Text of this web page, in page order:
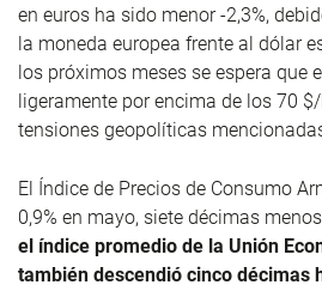
en euros ha sido menor -2,3%,
la moneda europea frente al dólar
los próximos meses se espera que
ligeramente por encima de los 70
tensiones geopolíticas
El Índice de Precios de Consumo
0,9% en mayo, siete décimas
el índice promedio de la Unión
también descendió cinco décimas